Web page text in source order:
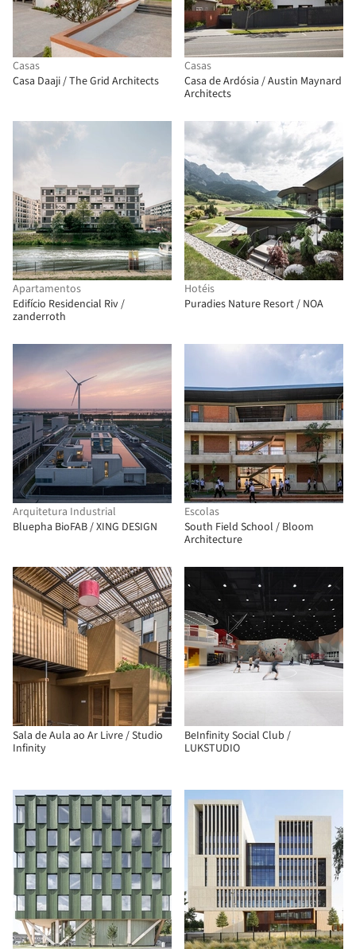
Casas
Casa Daaji / The Grid Architects
Casas
Casa de Ardósia / Austin Maynard
Architects
Apartamentos
Edifício Residencial Riv /
zanderroth
Hotéis
Puradies Nature Resort / NOA
Arquitetura Industrial
Bluepha BioFAB / XING DESIGN
Escolas
South Field School / Bloom
Architecture
Sala de Aula ao Ar Livre / Studio
Infinity
BeInfinity Social Club /
LUKSTUDIO